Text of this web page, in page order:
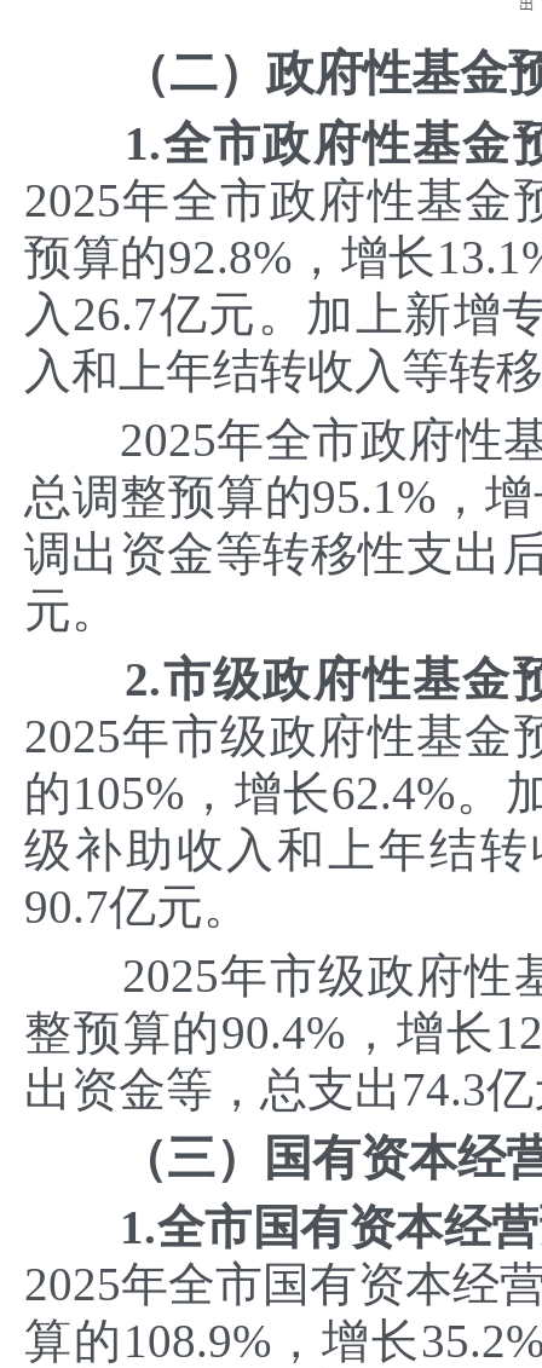
（二）政府性基金
1.全市政府性基金
2025年全市政府性基金
预算的92.8%，增长
入26.7亿元。加上新增
入和上年结转收入等转
2025年全市政府性基
总调整预算的95.1%，
调出资金等转移性支出
元。
2.市级政府性基金
2025年市级政府性基金
的105%，增长62.4%。
级补助收入和上年结
90.7亿元。
2025年市级政府性
整预算的90.4%，增长
出资金等，总支出74.3
（三）国有资本经
1.全市国有资本经
2025年全市国有资本经
算的108.9%，增长